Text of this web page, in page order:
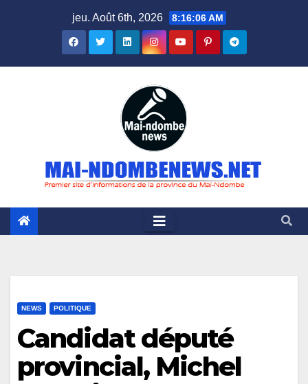
jeu. Août 6th, 2026 8:16:07 AM
NEWS POLITIQUE
Candidat député
provincial, Michel